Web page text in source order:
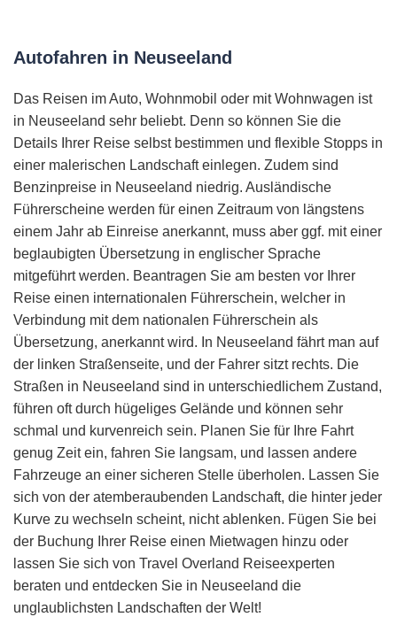
Autofahren in Neuseeland
Das Reisen im Auto, Wohnmobil oder mit Wohnwagen ist
in Neuseeland sehr beliebt. Denn so können Sie die
Details Ihrer Reise selbst bestimmen und flexible Stopps in
einer malerischen Landschaft einlegen. Zudem sind
Benzinpreise in Neuseeland niedrig. Ausländische
Führerscheine werden für einen Zeitraum von längstens
einem Jahr ab Einreise anerkannt, muss aber ggf. mit einer
beglaubigten Übersetzung in englischer Sprache
mitgeführt werden. Beantragen Sie am besten vor Ihrer
Reise einen internationalen Führerschein, welcher in
Verbindung mit dem nationalen Führerschein als
Übersetzung, anerkannt wird. In Neuseeland fährt man auf
der linken Straßenseite, und der Fahrer sitzt rechts. Die
Straßen in Neuseeland sind in unterschiedlichem Zustand,
führen oft durch hügeliges Gelände und können sehr
schmal und kurvenreich sein. Planen Sie für Ihre Fahrt
genug Zeit ein, fahren Sie langsam, und lassen andere
Fahrzeuge an einer sicheren Stelle überholen. Lassen Sie
sich von der atemberaubenden Landschaft, die hinter jeder
Kurve zu wechseln scheint, nicht ablenken. Fügen Sie bei
der Buchung Ihrer Reise einen Mietwagen hinzu oder
lassen Sie sich von Travel Overland Reiseexperten
beraten und entdecken Sie in Neuseeland die
unglaublichsten Landschaften der Welt!